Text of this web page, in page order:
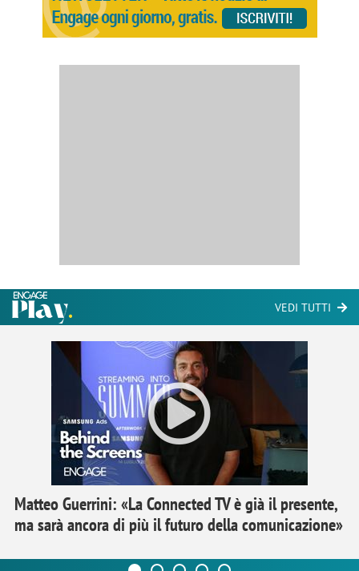
VEDI TUTTI
Matteo Guerrini: «La Connected TV è già il presente,
ma sarà ancora di più il futuro della comunicazione»